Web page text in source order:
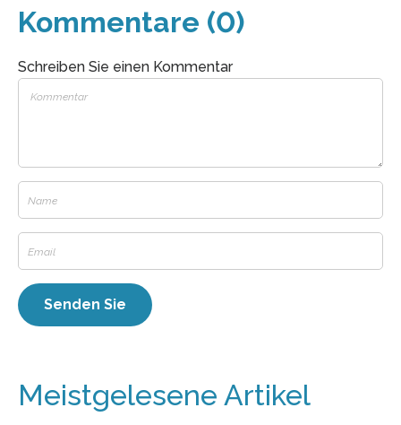
Kommentare (0)
Schreiben Sie einen Kommentar
Meistgelesene Artikel